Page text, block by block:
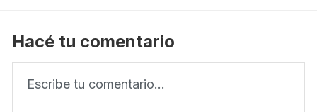
Hacé tu comentario